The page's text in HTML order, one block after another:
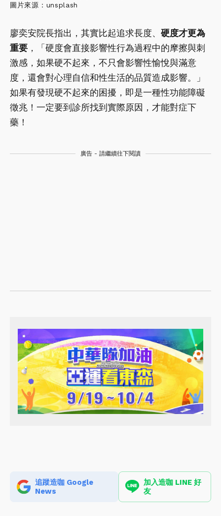
圖片來源：unsplash
廖奕安院長指出，其實比起追求長度、 硬度才更為
重要 ，「硬度會直接影響性行為過程中的摩擦與刺
激感，如果硬不起來，不只會影響性愉悅與滿意
度，還會對心理自信和性生活的品質造成影響。」
如果有發現硬不起來的困擾，即是一種性功能障礙
徵兆！一定要到診所找到實際原因，才能對症下
藥！
廣告 - 請繼續往下閱讀
追蹤造咖 Google
News
加入造咖 LINE 好
友